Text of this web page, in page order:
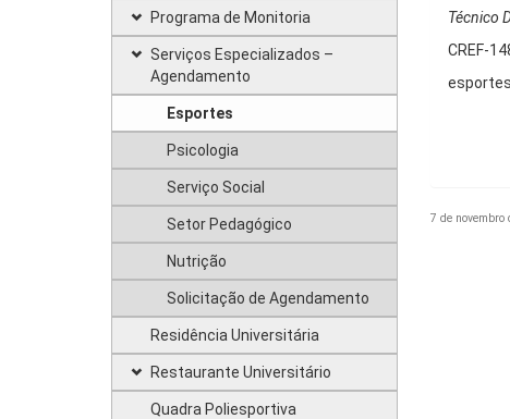
Programa de Monitoria
Serviços Especializados –
Agendamento
Esportes
Psicologia
Serviço Social
Setor Pedagógico
Nutrição
Solicitação de Agendamento
Residência Universitária
Restaurante Universitário
Quadra Poliesportiva
Técnico
CREF-
7 de novembro